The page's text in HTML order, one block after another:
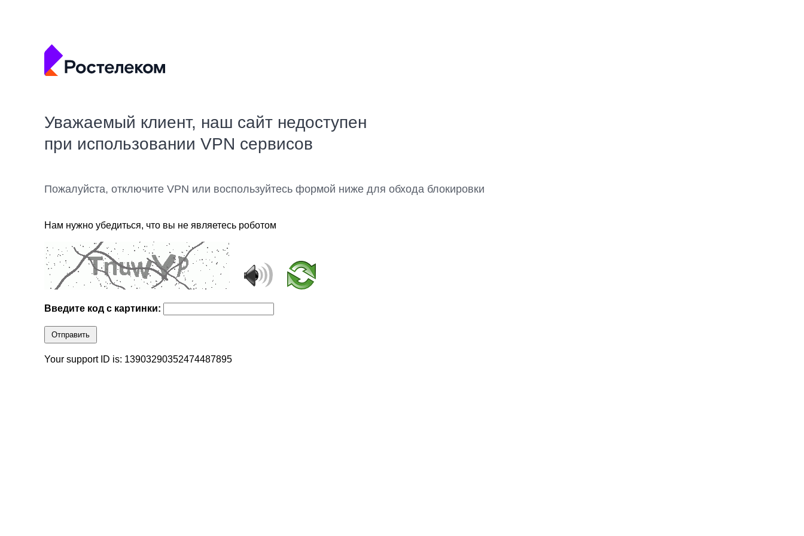
Уважаемый клиент, наш сайт недоступен
при использовании VPN сервисов
Пожалуйста, отключите VPN или воспользуйтесь формой ниже для обхода блокировки
Нам нужно убедиться, что вы не являетесь роботом
Введите код с картинки:
Отправить
Your support ID is: 13903290352474487895